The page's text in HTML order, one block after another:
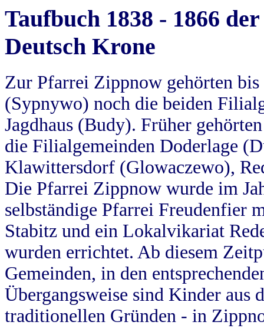
Taufbuch 1838 - 1866
Deutsch Krone
Zur Pfarrei Zippnow gehörten
(Sypnywo) noch die beiden
Jagdhaus (Budy). Früher
die Filialgemeinden Doderlage
Klawittersdorf (Glowaczewo),
Die Pfarrei Zippnow wurde im
selbständige Pfarrei Freudenfier
Stabitz und ein Lokalvikariat
wurden errichtet. Ab diesem
Gemeinden, in den
Übergangsweise sind Kinder aus
traditionellen Gründen - in